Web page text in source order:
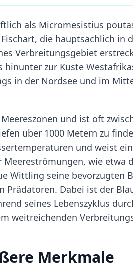
als Micromesistius
die hauptsächlich in
Verbreitungsgebiet
zur Küste
in der Nordsee und im
und ist oft
über 1000 Metern zu
und weist
wie etwa
Wittling seine bevorzugten
Prädatoren. Dabei ist der
seines Lebenszyklus
weitreichenden
Merkmale